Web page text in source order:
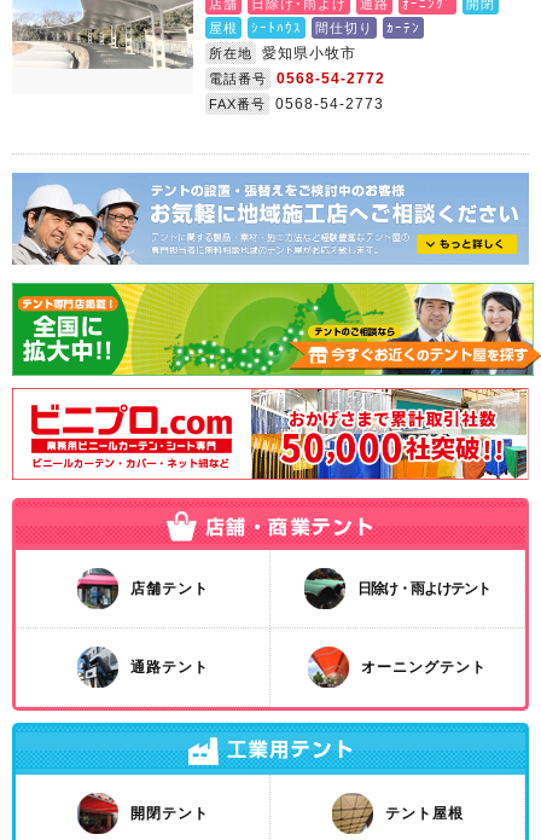
店舗 日除け･雨よけ 通路 ｵｰﾆﾝｸﾞ
開閉
屋根
ｼｰﾄﾊｳｽ 間仕切り
ｶｰﾃﾝ
所在地
愛知県小牧市
電話番号 0568-54-2772
FAX番号 0568-54-2773
店舗テント 日除け・雨よけテント
通路テント オーニングテント
開閉テント テント屋根